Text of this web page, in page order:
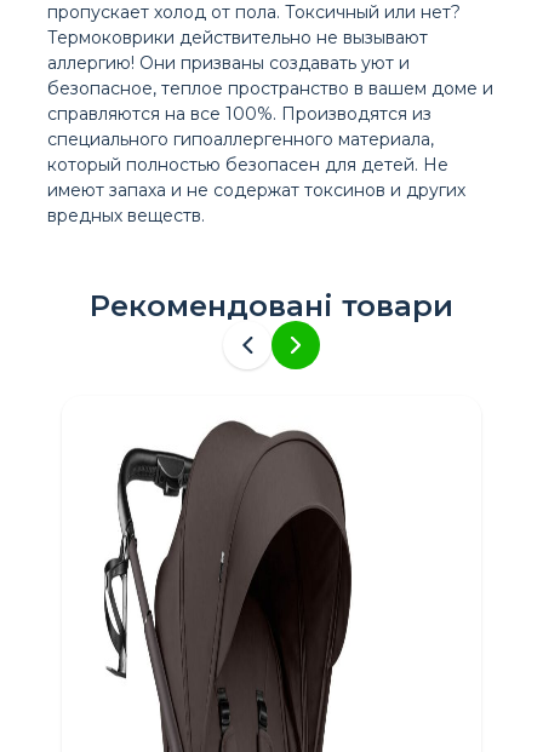
пропускает холод от пола. Токсичный или нет?
Термоковрики действительно не вызывают
аллергию! Они призваны создавать уют и
безопасное, теплое пространство в вашем доме и
справляются на все 100%. Производятся из
специального гипоаллергенного материала,
который полностью безопасен для детей. Не
имеют запаха и не содержат токсинов и других
вредных веществ.
Рекомендовані товари